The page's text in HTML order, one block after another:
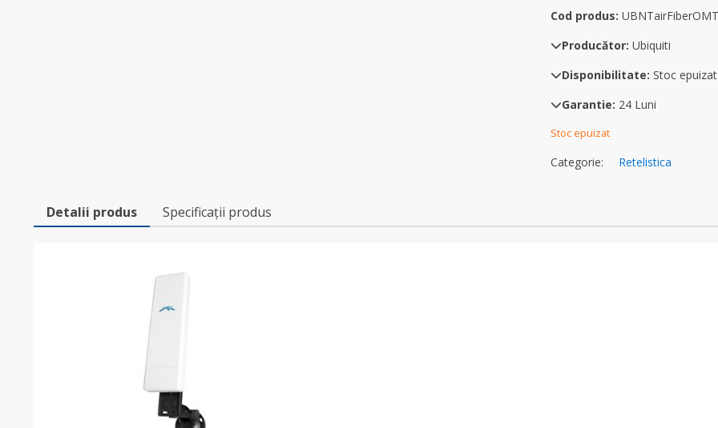
Cod produs: UBNTairFiberOMT
Producător: Ubiquiti
Disponibilitate: Stoc epuizat
Garantie: 24 Luni
Stoc epuizat
Categorie: Retelistica
Detalii produs Specificații produs